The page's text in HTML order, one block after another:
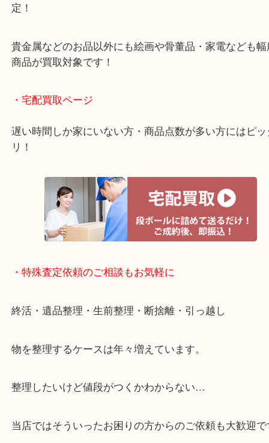
女性の査定士もいますので初めての方でも安心査定
ご成約後の営業電話は一切なし！
お買取後のアンケートやDMなども一切なし！
全国1,500店舗で展開しているスケールメリットで
定！
貴金属などのお品以外にも絵画や骨董品・家電な
商品が買取対象です！
遅い時間しか家にいない方・商品点数が多い方には
・特殊査定依頼のご相談もお気軽に